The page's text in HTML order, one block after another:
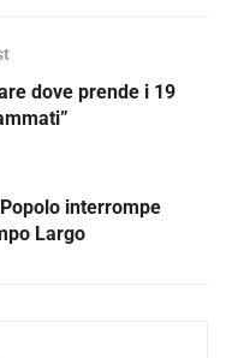
dove prende i 19
interrompe
Largo